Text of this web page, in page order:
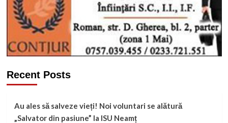
Recent Posts
Au ales să salveze vieți! Noi voluntari se alătură
„Salvator din pasiune” la ISU Neamț